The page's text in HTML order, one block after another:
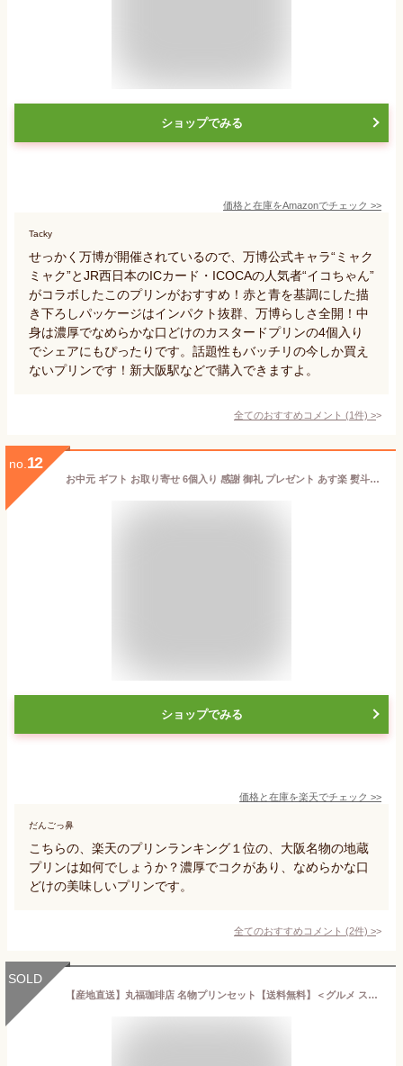
ショップでみる
価格と在庫をAmazonでチェック >>
Tacky
せっかく万博が開催されているので、万博公式キャラ“ミャク
ミャク”とJR西日本のICカード・ICOCAの人気者“イコちゃん”
がコラボしたこのプリンがおすすめ！赤と青を基調にした描
き下ろしパッケージはインパクト抜群、万博らしさ全開！中
身は濃厚でなめらかな口どけのカスタードプリンの4個入り
でシェアにもぴったりです。話題性もバッチリの今しか買え
ないプリンです！新大阪駅などで購入できますよ。
全てのおすすめコメント (1件) >
no. 12
お中元 ギフト お取り寄せ 6個入り 感謝 御礼 プレゼント あす楽 熨斗無料 スイーツ 送料無料 贅沢 お祝い 大阪名物 地蔵 プリン 内祝い 龍のたまご 濃厚 誕生日 お土産 お取り寄せ なめらか ご褒美 デザート おやつ 楽天1位獲得 6個バラ
ショップでみる
価格と在庫を楽天でチェック >>
だんごっ鼻
こちらの、楽天のプリンランキング１位の、大阪名物の地蔵
プリンは如何でしょうか？濃厚でコクがあり、なめらかな口
どけの美味しいプリンです。
全てのおすすめコメント (2件) >
SOLD
【産地直送】丸福珈琲店 名物プリンセット【送料無料】＜グルメ スイーツ デザート ギフト 大阪 カスタードプリン クリーミー＞